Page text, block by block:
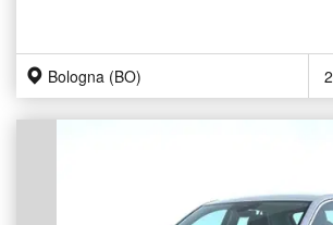
Bologna (BO)